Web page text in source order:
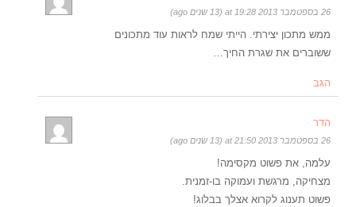
26 בספטמבר 2013 at 19:28 (13 שנים ago)
ממש מתכון יצירתי. הייתי שמח לראות עוד מתכונים
ששוברים את שגרת החיך…
הגב
הדר
26 בספטמבר 2013 at 21:50 (13 שנים ago)
עלמה, את פשוט מקסימה!
מצחיקה, מרגשת ועמוקה בו-זמנית.
פשוט תענוג לקרוא אצלך בבלוג!